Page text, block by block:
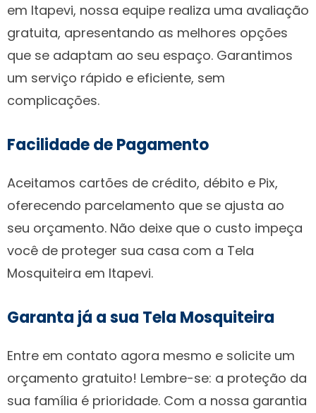
em Itapevi, nossa equipe realiza uma avaliação
gratuita, apresentando as melhores opções
que se adaptam ao seu espaço. Garantimos
um serviço rápido e eficiente, sem
complicações.
Facilidade de Pagamento
Aceitamos cartões de crédito, débito e Pix,
oferecendo parcelamento que se ajusta ao
seu orçamento. Não deixe que o custo impeça
você de proteger sua casa com a Tela
Mosquiteira em Itapevi.
Garanta já a sua Tela Mosquiteira
Entre em contato agora mesmo e solicite um
orçamento gratuito! Lembre-se: a proteção da
sua família é prioridade. Com a nossa garantia